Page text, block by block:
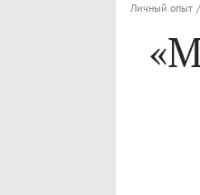
Личный опыт /